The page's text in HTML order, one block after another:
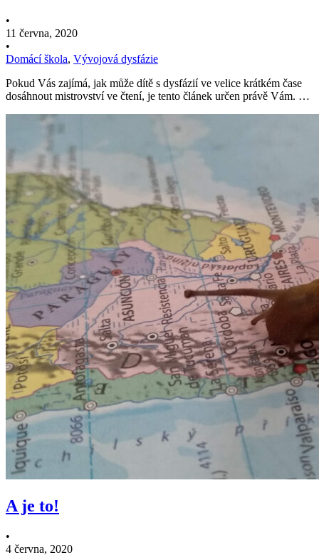
•
11 června, 2020
•
Domácí škola, Vývojová dysfázie
Pokud Vás zajímá, jak může dítě s dysfázií ve velice krátkém čase
dosáhnout mistrovství ve čtení, je tento článek určen právě Vám. …
A je to!
•
4 června, 2020